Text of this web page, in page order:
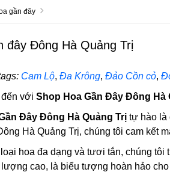
gần đây
đây Đông Hà Quảng Trị
Cam Lộ, Đa Krông, Đảo Cồn cỏ,
với Shop Hoa Gần Đây Đông Hà
Đây Đông Hà Quảng Trịtự hào là
Hà Quảng Trị, chúng tôi cam kết
hoa đa dạng và tươi tắn, chúng
cao, là biểu tượng hoàn hảo